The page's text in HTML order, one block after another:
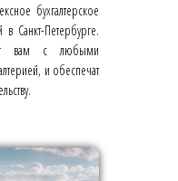
бухгалтерское
Санкт-Петербурге.
вам с любыми
и обеспечат